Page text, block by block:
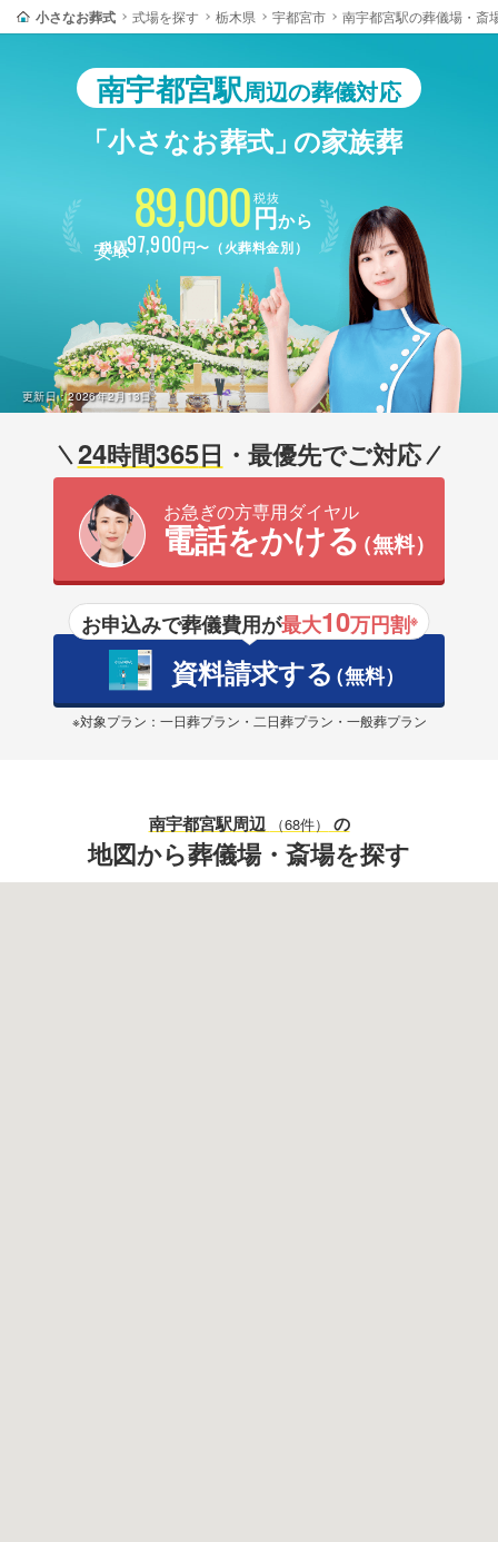
小さなお葬式 式場を探す 栃木県 宇都宮市 南宇都宮駅の葬儀場・斎
南宇都宮駅周辺の葬儀対応
「小さなお葬式」の家族葬
更新日：2026年2月13日
89,000 税抜
円から
税込97,900円〜（火葬料金別）
24時間365日 ・最優先でご対応
お急ぎの方専用ダイヤル
電話をかける（無料）
お申込みで葬儀費用が最大10万円割※
資料請求する（無料）
※対象プラン：一日葬プラン・二日葬プラン・一般葬プラン
南宇都宮駅周辺 （68件） の
地図から葬儀場・斎場を探す